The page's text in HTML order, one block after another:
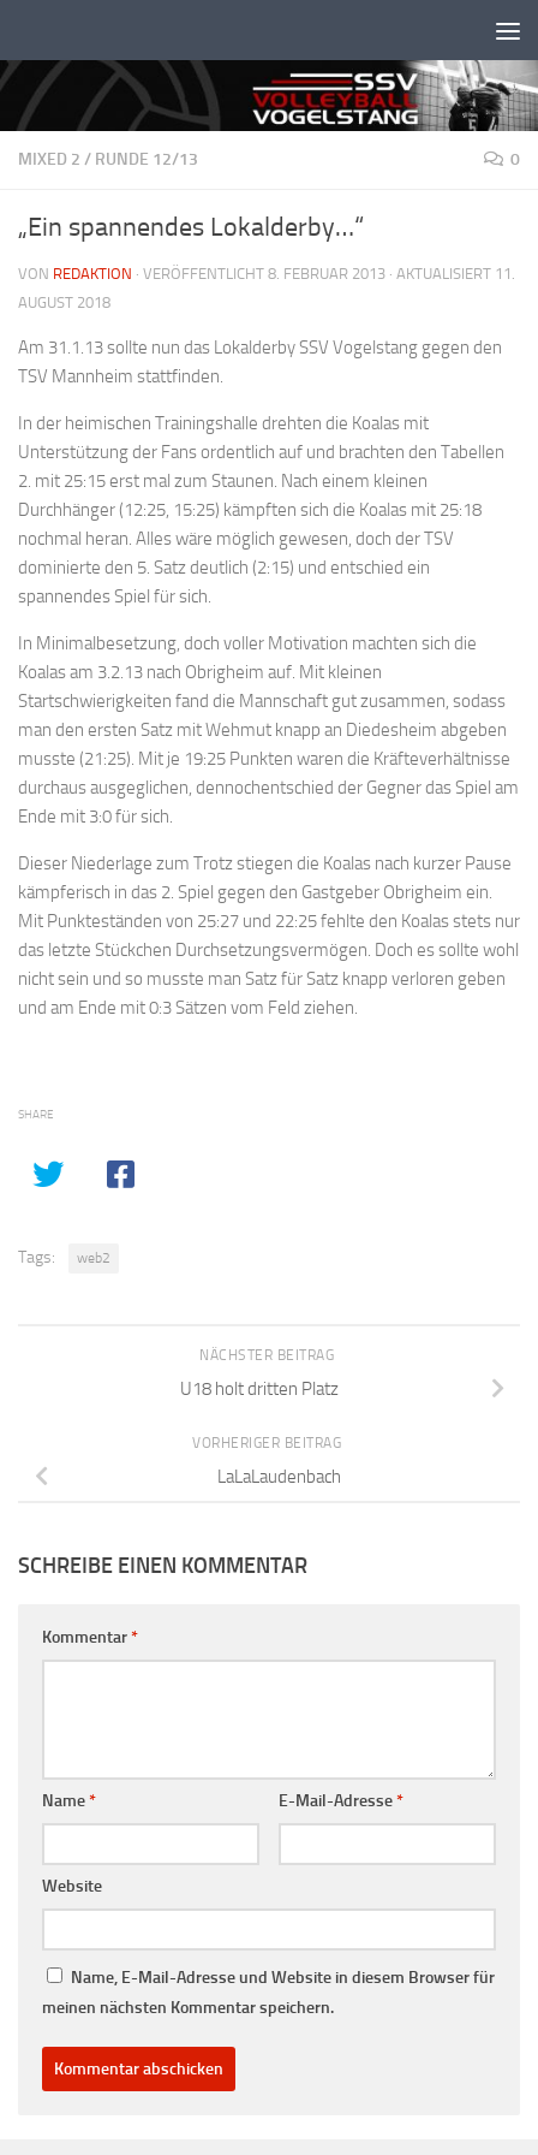
MIXED 2 / RUNDE 12/13 0
„Ein spannendes Lokalderby…“
VON REDAKTION · VERÖFFENTLICHT 8. FEBRUAR 2013 · AKTUALISIERT 11.
AUGUST 2018
Am 31.1.13 sollte nun das Lokalderby SSV Vogelstang gegen den
TSV Mannheim stattfinden.
In der heimischen Trainingshalle drehten die Koalas mit
Unterstützung der Fans ordentlich auf und brachten den Tabellen
2. mit 25:15 erst mal zum Staunen. Nach einem kleinen
Durchhänger (12:25, 15:25) kämpften sich die Koalas mit 25:18
nochmal heran. Alles wäre möglich gewesen, doch der TSV
dominierte den 5. Satz deutlich (2:15) und entschied ein
spannendes Spiel für sich.
In Minimalbesetzung, doch voller Motivation machten sich die
Koalas am 3.2.13 nach Obrigheim auf. Mit kleinen
Startschwierigkeiten fand die Mannschaft gut zusammen, sodass
man den ersten Satz mit Wehmut knapp an Diedesheim abgeben
musste (21:25). Mit je 19:25 Punkten waren die Kräfteverhältnisse
durchaus ausgeglichen, dennochentschied der Gegner das Spiel am
Ende mit 3:0 für sich.
Dieser Niederlage zum Trotz stiegen die Koalas nach kurzer Pause
kämpferisch in das 2. Spiel gegen den Gastgeber Obrigheim ein.
Mit Punkteständen von 25:27 und 22:25 fehlte den Koalas stets nur
das letzte Stückchen Durchsetzungsvermögen. Doch es sollte wohl
nicht sein und so musste man Satz für Satz knapp verloren geben
und am Ende mit 0:3 Sätzen vom Feld ziehen.
SHARE
Tags: web2
NÄCHSTER BEITRAG
U18 holt dritten Platz
VORHERIGER BEITRAG
LaLaLaudenbach
SCHREIBE EINEN KOMMENTAR
Kommentar*
Name* E-Mail-Adresse*
Website
Name, E-Mail-Adresse und Website in diesem Browser für
meinen nächsten Kommentar speichern.